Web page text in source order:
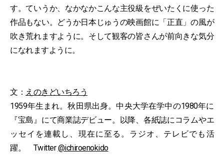
す。ていうか、なかなかこんな主役級をぜいたくに使った
作品もない。どうか日本じゅうの映画館に「正直」の風が
吹き荒れますように。そして観客の皆さんが前向きな気分
になれますように。
文： えのきどいちろう
1959年生まれ。秋田県出身。中央大学在学中の1980年に
『宝島』にて商業誌デビュー。以降、各紙誌にコラムやエ
ッセイを連載し、現在に至る。ラジオ、テレビでも活
躍。 Twitter@ichiroenokido